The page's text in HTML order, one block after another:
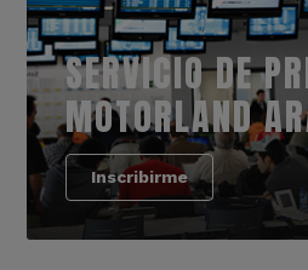
SERVICIO DE
MOTORLAND
Inscribirme